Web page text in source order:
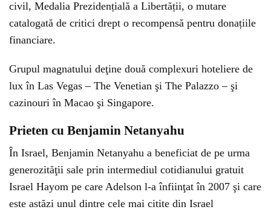
civil, Medalia Prezidențială a Libertății, o mutare
catalogată de critici drept o recompensă pentru donațiile
financiare.
Grupul magnatului deţine două complexuri hoteliere de
lux în Las Vegas – The Venetian şi The Palazzo – şi
cazinouri în Macao şi Singapore.
Prieten cu Benjamin Netanyahu
În Israel, Benjamin Netanyahu a beneficiat de pe urma
generozităţii sale prin intermediul cotidianului gratuit
Israel Hayom pe care Adelson l-a înfiinţat în 2007 şi care
este astăzi unul dintre cele mai citite din Israel